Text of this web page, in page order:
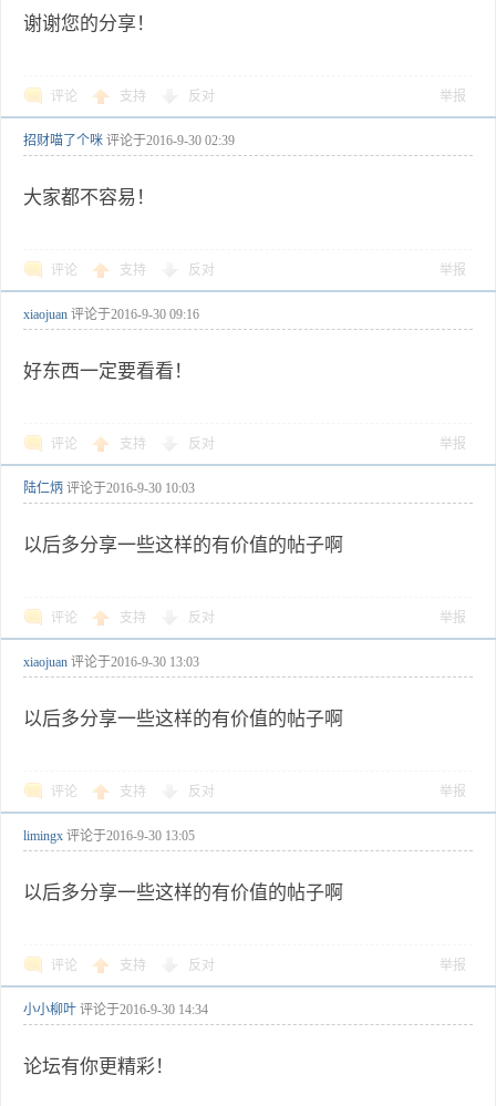
谢谢您的分享！
评论 支持 反对 举报
招财喵了个咪 评论于2016-9-30 02:39
大家都不容易！
评论 支持 反对 举报
xiaojuan 评论于2016-9-30 09:16
好东西一定要看看！
评论 支持 反对 举报
陆仁炳 评论于2016-9-30 10:03
以后多分享一些这样的有价值的帖子啊
评论 支持 反对 举报
xiaojuan 评论于2016-9-30 13:03
以后多分享一些这样的有价值的帖子啊
评论 支持 反对 举报
limingx 评论于2016-9-30 13:05
以后多分享一些这样的有价值的帖子啊
评论 支持 反对 举报
小小柳叶 评论于2016-9-30 14:34
论坛有你更精彩！